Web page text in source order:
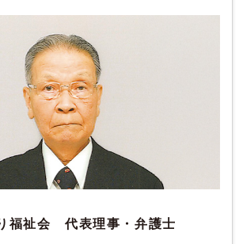
福祉会 代表理事・弁護士